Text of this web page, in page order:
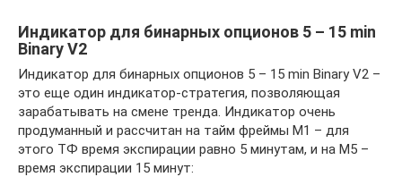
Индикатор для бинарных опционов 5 – 15 min
Binary V2
Индикатор для бинарных опционов 5 – 15 min Binary V2 –
это еще один индикатор-стратегия, позволяющая
зарабатывать на смене тренда. Индикатор очень
продуманный и рассчитан на тайм фреймы М1 – для
этого ТФ время экспирации равно 5 минутам, и на М5 –
время экспирации 15 минут: